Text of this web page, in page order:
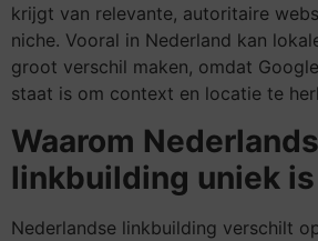
krijgt van relevante, autoritaire
niche. Vooral in Nederland kan
groot verschil maken, omdat
staat is om context en locatie te
Waarom
linkbuilding uniek is
Nederlandse linkbuilding verschilt